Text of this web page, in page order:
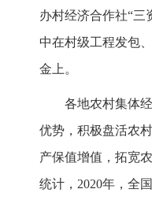
办村经济合作社“三
中在村级工程发包
金上。
各地农村集体
优势，积极盘活农
产保值增值，拓宽
统计，2020年，全